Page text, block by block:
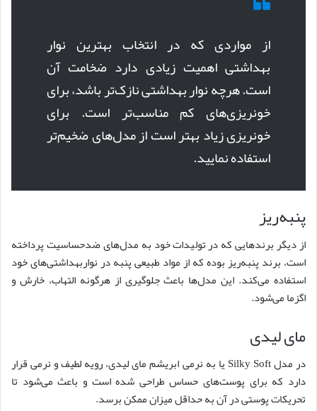
از مواردی که در انتخاب بهترین نوار
بهداشتی اهمیت زیادی دارد ضخامت آن
است. هرچه نوار بهداشتی نازک‌تر باشد، برای
خونریزی‌های کم مناسب‌تر است. برای
خونریزی زیاد بهتر است از مدل‌های ضخیم‌تر
استفاده نمایید.
پنبه‌ریز
از دیگر برندهایی که در تولیدات خود به مدل‌های ضدحساسیت پرداخته
است، برند پنبه‌ریز بوده که از مواد طبیعی پنبه در نواربهداشتی‌های خود
استفاده می‌کند. این مدل‌ها باعث جلوگیری از هرگونه التهاب، خارش و
اگزما می‌شود.
مای لیدی
در مدل Silky Soft یا به نرمی ابریشم مای لیدی، رویه لطیف و نرمی قرار
دارد که برای پوست‌های حساس طراحی شده است و باعث می‌شود تا
تحریکات پوستی در آن به حداقل میزان ممکن برسد.